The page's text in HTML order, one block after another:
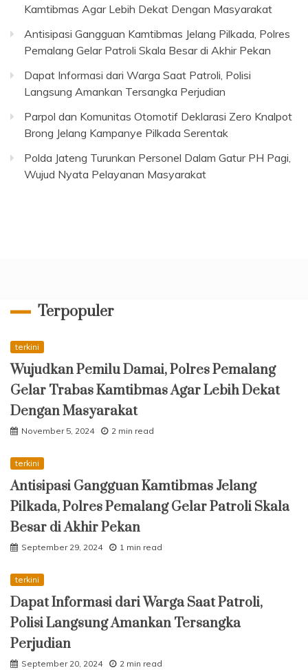
Kamtibmas Agar Lebih Dekat Dengan Masyarakat
Antisipasi Gangguan Kamtibmas Jelang Pilkada, Polres
Pemalang Gelar Patroli Skala Besar di Akhir Pekan
Dapat Informasi dari Warga Saat Patroli, Polisi
Langsung Amankan Tersangka Perjudian
Parpol dan Komunitas Otomotif Deklarasi Zero Knalpot
Brong Jelang Kampanye Pilkada Serentak
Polda Jateng Turunkan Personel Dalam Gatur PH Pagi,
Wujud Nyata Pelayanan Masyarakat
Terpopuler
terkini
Wujudkan Pemilu Damai, Polres Pemalang
Gelar Trabas Kamtibmas Agar Lebih Dekat
Dengan Masyarakat
November 5, 2024 2 min read
terkini
Antisipasi Gangguan Kamtibmas Jelang
Pilkada, Polres Pemalang Gelar Patroli Skala
Besar di Akhir Pekan
September 29, 2024 1 min read
terkini
Dapat Informasi dari Warga Saat Patroli,
Polisi Langsung Amankan Tersangka
Perjudian
September 20, 2024 2 min read